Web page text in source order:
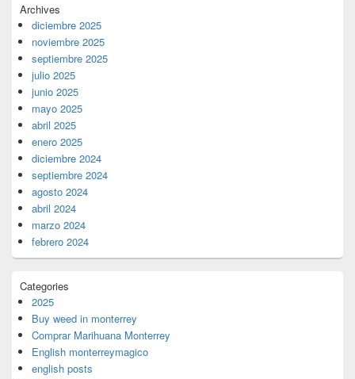
Archives
diciembre 2025
noviembre 2025
septiembre 2025
julio 2025
junio 2025
mayo 2025
abril 2025
enero 2025
diciembre 2024
septiembre 2024
agosto 2024
abril 2024
marzo 2024
febrero 2024
Categories
2025
Buy weed in monterrey
Comprar Marihuana Monterrey
English monterreymagico
english posts